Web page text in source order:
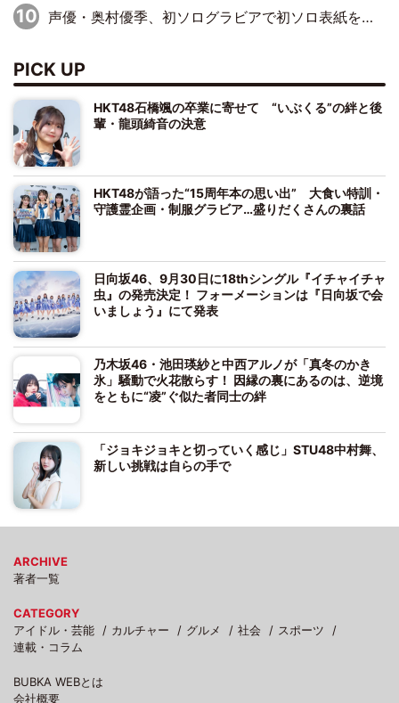
声優・奥村優季、初ソログラビアで初ソロ表紙を飾る！ 初めて見せる表情や、声優を志したきっかけなどを語った必読のインタビューを掲載
PICK UP
HKT48石橋颯の卒業に寄せて “いぶくる”の絆と後
輩・龍頭綺音の決意
HKT48が語った“15周年本の思い出” 大食い特訓・
守護霊企画・制服グラビア…盛りだくさんの裏話
日向坂46、9月30日に18thシングル『イチャイチャ
虫』の発売決定！ フォーメーションは『日向坂で会
いましょう』にて発表
乃木坂46・池田瑛紗と中西アルノが「真冬のかき
氷」騒動で火花散らす！ 因縁の裏にあるのは、逆境
をともに“凌”ぐ似た者同士の絆
「ジョキジョキと切っていく感じ」STU48中村舞、
新しい挑戦は自らの手で
ARCHIVE
著者一覧
CATEGORY
アイドル・芸能
カルチャー グルメ 社会
スポーツ
連載・コラム
BUBKA WEBとは
会社概要